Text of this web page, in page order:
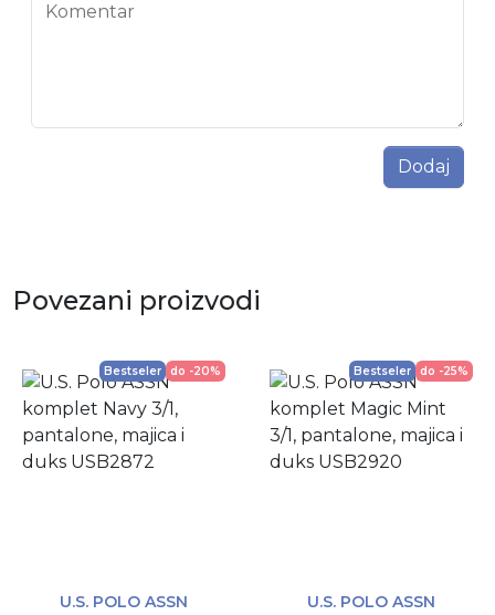
Komentar
Dodaj
Povezani proizvodi
Bestseler do -20%
U.S. POLO ASSN
Bestseler do -25%
U.S. POLO ASSN